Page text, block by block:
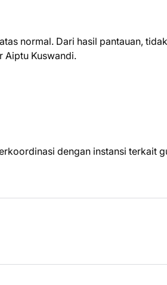
normal. Dari hasil pantauan,
Aiptu Kuswandi.
dengan instansi terkait